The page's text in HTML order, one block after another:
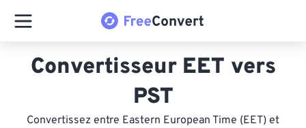
Convertisseur EET vers
PST
Convertissez entre Eastern European Time (EET) et